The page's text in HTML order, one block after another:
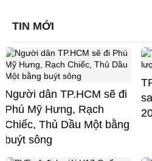
TIN MỚI
Người dân TP.HCM sẽ đi
Phú Mỹ Hưng, Rạch
Chiếc, Thủ Dầu Một bằng
buýt sông